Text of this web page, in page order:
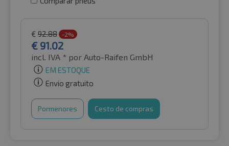
€ 92.88 -2%
€ 91.02
incl. IVA * por Auto-Raifen GmbH
EM ESTOQUE
Envio gratuito
Pormenores Cesto de compras